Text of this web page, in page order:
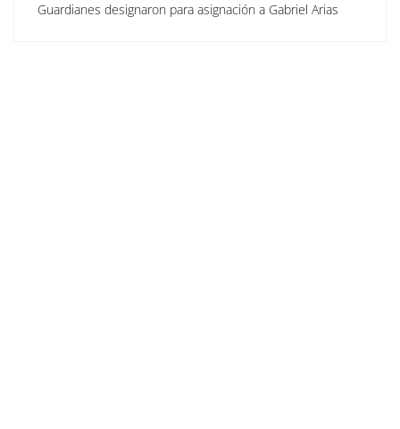
Guardianes designaron para asignación a Gabriel Arias